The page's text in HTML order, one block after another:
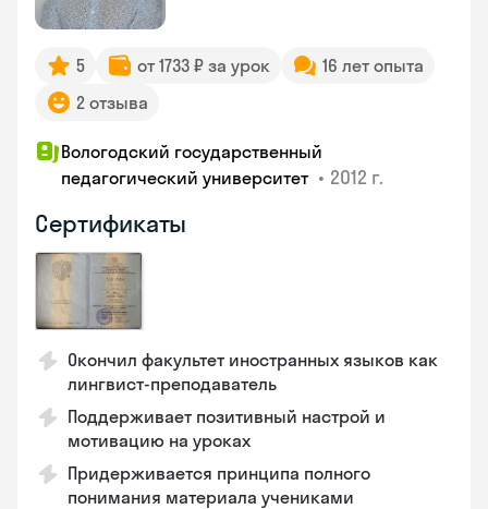
5 от 1733 ₽ за урок
16 лет опыта
2 отзыва
Вологодский государственный
педагогический университет • 2012 г.
Сертификаты
Окончил факультет иностранных языков как
лингвист-преподаватель
Поддерживает позитивный настрой и
мотивацию на уроках
Придерживается принципа полного
понимания материала учениками